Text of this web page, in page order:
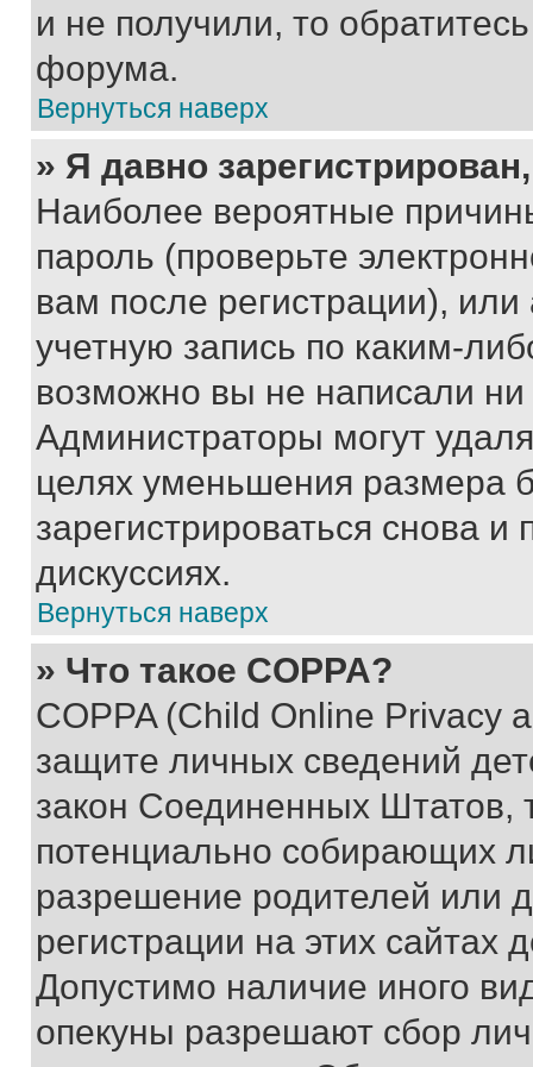
и не получили, то
форума.
Вернуться наверх
» Я давно
Наиболее вероятные
пароль (проверьте
вам после регистрации),
учетную запись по каким-
возможно вы не написали
Администраторы могут
целях уменьшения размера
зарегистрироваться снова и
дискуссиях.
Вернуться наверх
» Что такое COPPA?
COPPA (Child Online Privacy
защите личных сведений
закон Соединенных Штатов,
потенциально собирающих
разрешение родителей или
регистрации на этих сайтах
Допустимо наличие иного
опекуны разрешают сбор